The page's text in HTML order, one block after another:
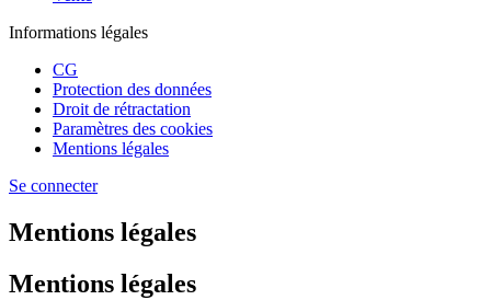
Informations légales
CG
Protection des données
Droit de rétractation
Paramètres des cookies
Mentions légales
Se connecter
Mentions légales
Mentions légales